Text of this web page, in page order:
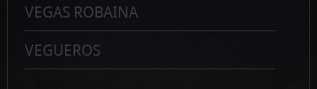
VEGAS ROBAINA
VEGUEROS